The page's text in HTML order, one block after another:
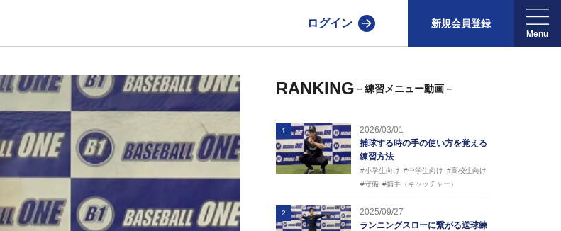
ログイン 新規会員登録
RANKING －練習メニュー動画－
1
2026/03/01
捕球する時の手の使い方を覚える
練習方法
#小学生向け #中学生向け #高校生向け
#守備 #捕手（キャッチャー）
2
2025/09/27
ランニングスローに繋がる送球練